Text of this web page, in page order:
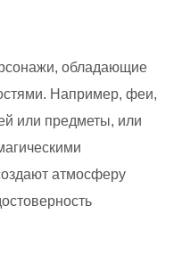
обладающие
Например, феи,
или предметы, или
атмосферу